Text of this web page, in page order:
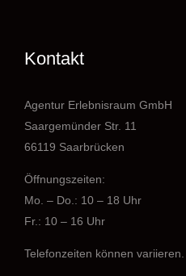
Kontakt
Agentur Erlebnisraum GmbH
Saargemünder Str. 11
66119 Saarbrücken
Öffnungszeiten:
Mo. – Do.: 10 – 18 Uhr
Fr.: 10 – 16 Uhr
Telefonzeiten können variieren.